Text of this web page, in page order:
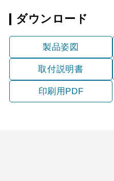
ダウンロード
製品姿図
取付説明書
印刷用PDF